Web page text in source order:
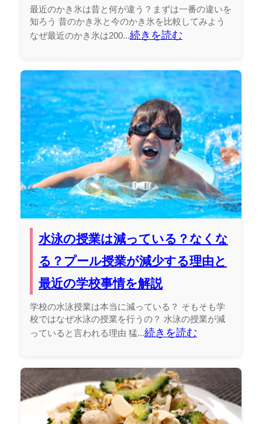
最近のかき氷は昔と何が違う？まずは一番の違いを
知ろう 昔のかき氷と今のかき氷を比較してみよう
なぜ最近のかき氷は200...続きを読む
水泳の授業は減っている？なくな
る？プール授業が減少する理由と
最近の学校事情を解説
学校の水泳授業は本当に減っている？ そもそも学
校ではなぜ水泳の授業を行うの？ 水泳の授業が減
っていると言われる理由 猛...続きを読む